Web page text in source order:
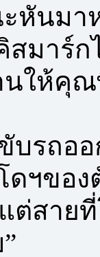
หันมา
สมาร์
นให้คุณ
บรถอ
ดฯของ
ต่สาย